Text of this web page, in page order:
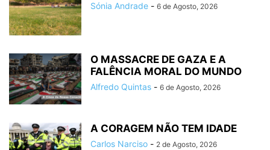
Sónia Andrade - 6 de Agosto, 2026
O MASSACRE DE GAZA E A
FALÊNCIA MORAL DO MUNDO
Alfredo Quintas - 6 de Agosto, 2026
A CORAGEM NÃO TEM IDADE
Carlos Narciso - 2 de Agosto, 2026